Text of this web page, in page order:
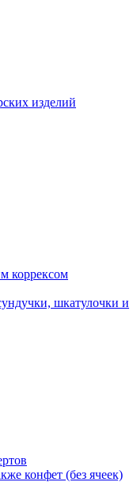
изделий
коррексом
шкатулочки и
конфет (без ячеек)